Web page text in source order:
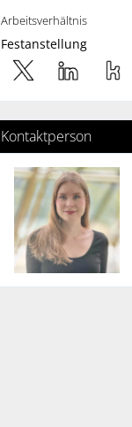
Arbeitsverhältnis
Festanstellung
Kontaktperson